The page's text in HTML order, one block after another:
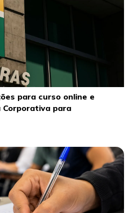
para curso online e
para